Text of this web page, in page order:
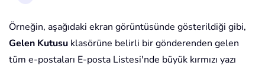
Örneğin, aşağıdaki ekran görüntüsünde gösterildiği gibi,
Gelen Kutusu klasörüne belirli bir gönderenden gelen
tüm e-postaları E-posta Listesi'nde büyük kırmızı yazı